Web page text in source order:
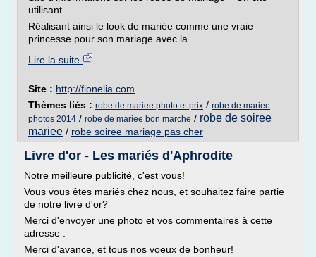
utilisant ...
Réalisant ainsi le look de mariée comme une vraie
princesse pour son mariage avec la...
Lire la suite
Site : http://fionelia.com
Thèmes liés : robe de mariee photo et prix / robe de mariee
photos 2014 / robe de mariee bon marche / robe de soiree
mariee / robe soiree mariage pas cher
Livre d'or - Les mariés d'Aphrodite
Notre meilleure publicité, c'est vous!
Vous vous êtes mariés chez nous, et souhaitez faire partie
de notre livre d'or?
Merci d'envoyer une photo et vos commentaires à cette
adresse :
Merci d'avance, et tous nos voeux de bonheur!